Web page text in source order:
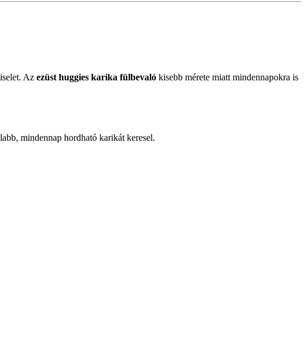
Az ezüst huggies karika fülbevaló kisebb mérete miatt mindennapokra is
mindennap hordható karikát keresel.